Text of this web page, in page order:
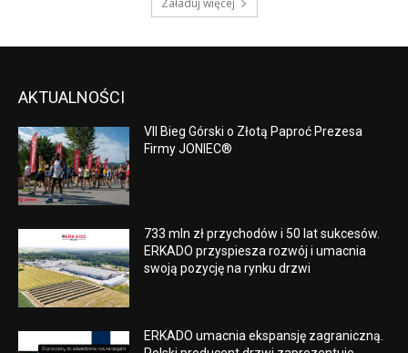
Załaduj więcej
AKTUALNOŚCI
VII Bieg Górski o Złotą Paproć Prezesa
Firmy JONIEC®
733 mln zł przychodów i 50 lat sukcesów.
ERKADO przyspiesza rozwój i umacnia
swoją pozycję na rynku drzwi
ERKADO umacnia ekspansję zagraniczną.